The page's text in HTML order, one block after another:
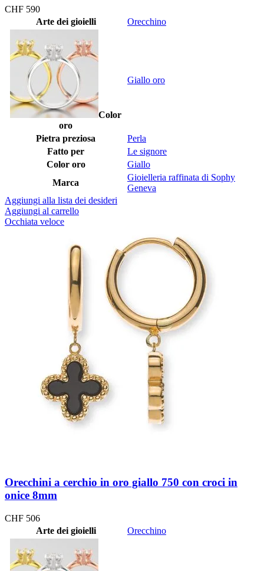
CHF 590
Arte dei gioielli
Orecchino
Color
oro
Giallo oro
Pietra preziosa
Perla
Fatto per
Le signore
Color oro
Giallo
Marca
Gioielleria raffinata di Sophy
Geneva
Aggiungi alla lista dei desideri
Aggiungi al carrello
Occhiata veloce
Orecchini a cerchio in oro giallo 750 con croci in
onice 8mm
CHF 506
Arte dei gioielli
Orecchino